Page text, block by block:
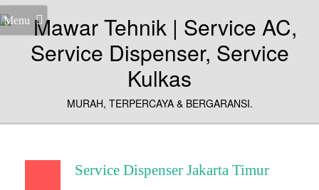
Menu
MURAH, TERPERCAYA & BERGARANSI.
Service Dispenser Jakarta Timur